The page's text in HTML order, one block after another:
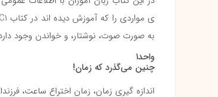
به صورت صوت، نوشتار، و خواندن وجود
واحد۱
چنین می‌گذرد که زمان!
اندازه گیری زمان، زمان اختراع ساعت، فرزندان